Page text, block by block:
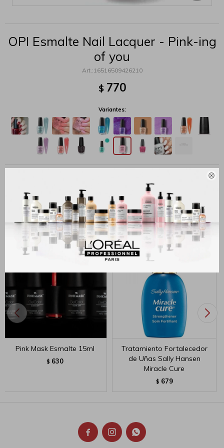

OPI Esmalte Nail Lacquer - Pink-ing
of you
16516509426210
$ 770
Variantes:
Productos que te pueden interesar
Pink Mask Esmalte 15ml
$ 630
Tratamiento Fortalecedor
de Uñas Sally Hansen
Miracle Cure
$ 679
  